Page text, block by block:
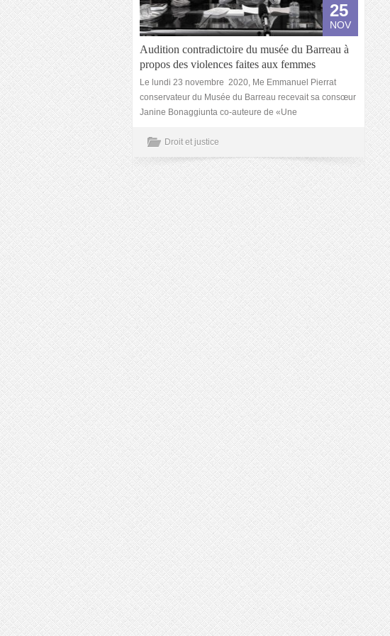
25
NOV
Audition contradictoire du musée du Barreau à
propos des violences faites aux femmes
Le lundi 23 novembre 2020, Me Emmanuel Pierrat
conservateur du Musée du Barreau recevait sa consœur
Janine Bonaggiunta co-auteure de «Une
Droit et justice